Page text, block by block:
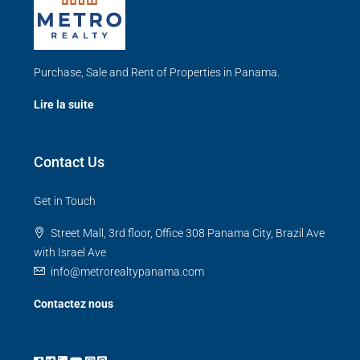
Purchase, Sale and Rent of Properties in Panama.
Lire la suite
Contact Us
Get in Touch
Street Mall, 3rd floor, Office 308 Panama City, Brazil Ave
with Israel Ave
info@metrorealtypanama.com
Contactez nous